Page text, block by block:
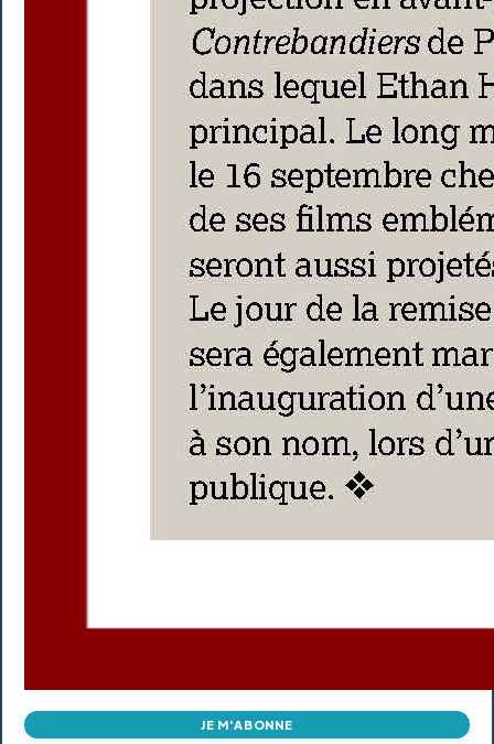
JE M'ABONNE